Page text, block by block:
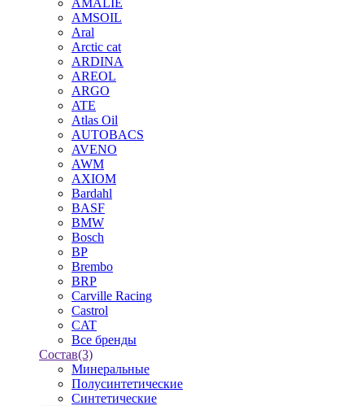
AMALIE
AMSOIL
Aral
Arctic cat
ARDINA
AREOL
ARGO
ATE
Atlas Oil
AUTOBACS
AVENO
AWM
AXIOM
Bardahl
BASF
BMW
Bosch
BP
Brembo
BRP
Carville Racing
Castrol
CAT
Все бренды
Состав(3)
Минеральные
Полусинтетические
Синтетические